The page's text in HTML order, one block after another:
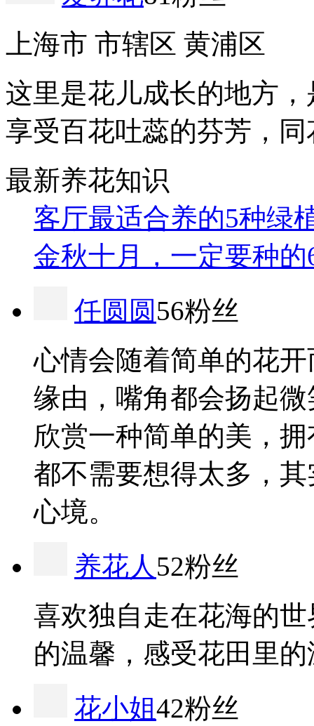
上海市 市辖区 黄浦区
这里是花儿成长的地方
享受百花吐蕊的芬芳，
最新养花知识
客厅最适合养的5种绿
金秋十月，一定要种
任圆圆56粉丝
心情会随着简单的花
缘由，嘴角都会扬起
欣赏一种简单的美，
都不需要想得太多，
心境。
养花人 52粉丝
喜欢独自走在花海的
的温馨，感受花田里
花小姐42粉丝